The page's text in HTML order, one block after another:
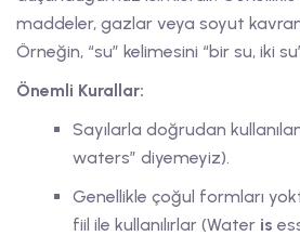
maddeler, gazlar veya soyut
Örneğin, “su” kelimesini “bir su, iki
Önemli Kurallar:
Sayılarla doğrudan
waters” diyemeyiz).
Genellikle çoğul formları
fiil ile kullanılırlar (Water is